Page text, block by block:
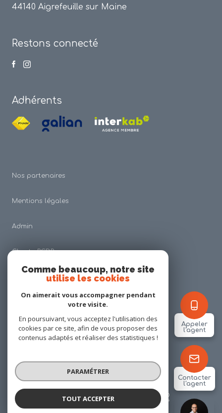
Alexis PINSON
Appeler
l'agent
Contacter
l'agent
44140 Aigrefeuille sur Maine
Restons connecté
Adhérents
Nos partenaires
Mentions légales
Admin
Charte RGDP
Nos honoraires
Cookies
© 2026 | Tous droits réservés
Réalisé par
Comme beaucoup, notre site
utilise les cookies
On aimerait vous accompagner pendant
votre visite.
En poursuivant, vous acceptez l'utilisation des
cookies par ce site, afin de vous proposer des
contenus adaptés et réaliser des statistiques !
PARAMÉTRER
TOUT ACCEPTER